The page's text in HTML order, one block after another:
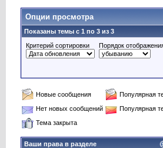
Опции просмотра
Показаны темы с 1 по 3 из 3
Критерий сортировки
Порядок
Новые сообщения
Популярная
Нет новых сообщений
Популярная
Тема закрыта
Ваши права в разделе